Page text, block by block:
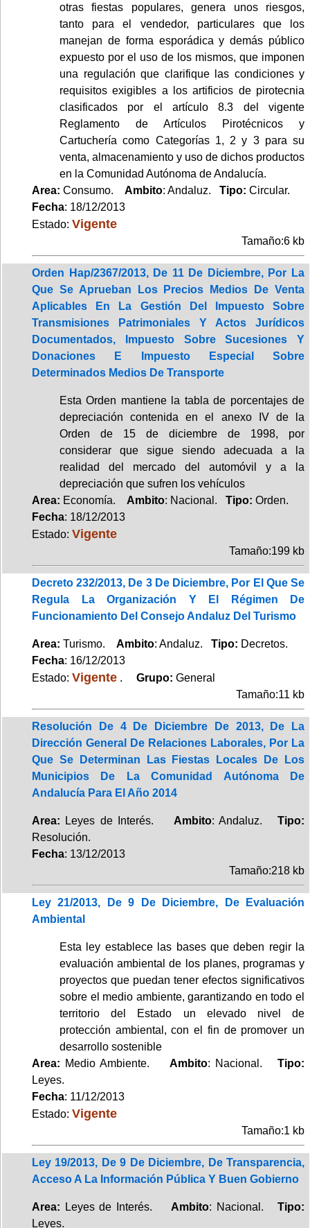
otras fiestas populares, genera unos riesgos,
tanto para el vendedor, particulares que los
manejan de forma esporádica y demás público
expuesto por el uso de los mismos, que imponen
una regulación que clarifique las condiciones y
requisitos exigibles a los artificios de pirotecnia
clasificados por el artículo 8.3 del vigente
Reglamento de Artículos Pirotécnicos y
Cartuchería como Categorías 1, 2 y 3 para su
venta, almacenamiento y uso de dichos productos
en la Comunidad Autónoma de Andalucía.
Area: Consumo. Ambito: Andaluz. Tipo: Circular.
Fecha: 18/12/2013
Estado: Vigente
Tamaño:6 kb
Orden Hap/2367/2013, De 11 De Diciembre, Por La
Que Se Aprueban Los Precios Medios De Venta
Aplicables En La Gestión Del Impuesto Sobre
Transmisiones Patrimoniales Y Actos Jurídicos
Documentados, Impuesto Sobre Sucesiones Y
Donaciones E Impuesto Especial Sobre
Determinados Medios De Transporte
Esta Orden mantiene la tabla de porcentajes de
depreciación contenida en el anexo IV de la
Orden de 15 de diciembre de 1998, por
considerar que sigue siendo adecuada a la
realidad del mercado del automóvil y a la
depreciación que sufren los vehículos
Area: Economía. Ambito: Nacional. Tipo: Orden.
Fecha: 18/12/2013
Estado: Vigente
Tamaño:199 kb
Decreto 232/2013, De 3 De Diciembre, Por El Que Se
Regula La Organización Y El Régimen De
Funcionamiento Del Consejo Andaluz Del Turismo
Area: Turismo. Ambito: Andaluz. Tipo: Decretos.
Fecha: 16/12/2013
Estado: Vigente . Grupo: General
Tamaño:11 kb
Resolución De 4 De Diciembre De 2013, De La
Dirección General De Relaciones Laborales, Por La
Que Se Determinan Las Fiestas Locales De Los
Municipios De La Comunidad Autónoma De
Andalucía Para El Año 2014
Area: Leyes de Interés. Ambito: Andaluz.Tipo:
Resolución.
Fecha: 13/12/2013
Tamaño:218 kb
Ley 21/2013, De 9 De Diciembre, De Evaluación
Ambiental
Esta ley establece las bases que deben regir la
evaluación ambiental de los planes, programas y
proyectos que puedan tener efectos significativos
sobre el medio ambiente, garantizando en todo el
territorio del Estado un elevado nivel de
protección ambiental, con el fin de promover un
desarrollo sostenible
Area: Medio Ambiente.Ambito: Nacional.Tipo:
Leyes.
Fecha: 11/12/2013
Estado: Vigente
Tamaño:1 kb
Ley 19/2013, De 9 De Diciembre, De Transparencia,
Acceso A La Información Pública Y Buen Gobierno
Area: Leyes de Interés. Ambito: Nacional.Tipo:
Leyes.